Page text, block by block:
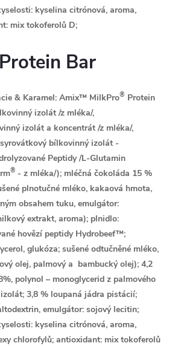
kyselina citrónová, aroma,
mix tokoferolů D;
& Karamel: Amix™ MilkPro® Protein
izolát /z mléka/,
izolát a koncentrát /z mléka/,
syrovátkovýbílkovinný izolát -
Peptidy /L-Glutamin
® - z mléka/); mléčná čokoláda 15 %
plnotučné mléko, kakaová hmota,
obsahem tuku, emulgátor:
extrakt, aroma); plnidlo:
hovězí peptidy Hydrobeef™;
glukóza; sušené odtučněné mléko,
olej, palmový a bambucký olej); 4,2
polynol – monoglycerid z palmového
3,8 % loupaná jádra pistácií;
emulgátor: sojovýlecitin;
kyselina citrónová, aroma,
chlorofylů; antioxidant: mix tokoferolů